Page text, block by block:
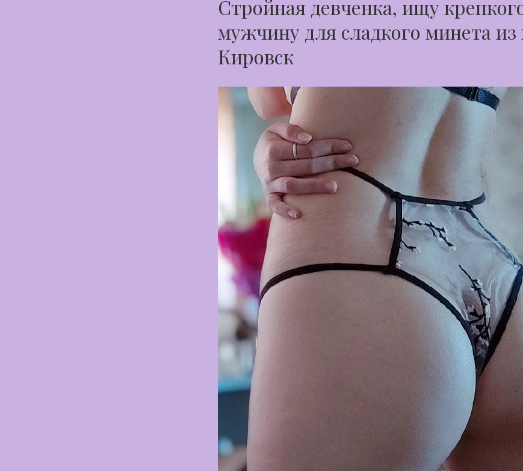
Стройная девченка, ищу
мужчину для сладкого минета из
Кировск